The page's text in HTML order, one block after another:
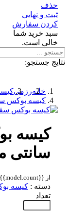
و نهایی
سفارش
خرید شما
است.
جستجو:
خانهرزمیکیسه
کیسه بوکس سقفی کانتینری
سانتی
دسته :کیسه بوکس